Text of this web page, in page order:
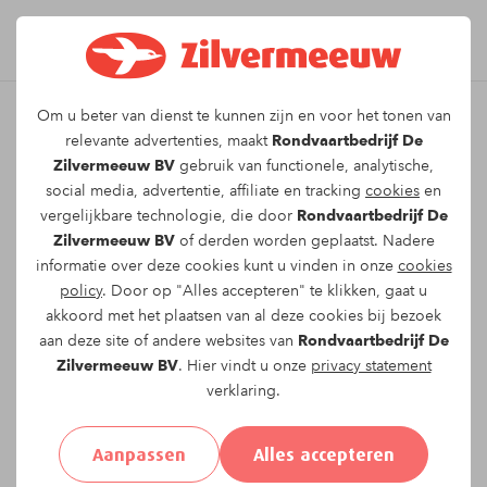
Om u beter van dienst te kunnen zijn en voor het tonen van
relevante advertenties, maakt Rondvaartbedrijf De
Zilvermeeuw BV gebruik van functionele, analytische,
social media, advertentie, affiliate en tracking cookies en
vergelijkbare technologie, die door Rondvaartbedrijf De
Zilvermeeuw BVof derden worden geplaatst. Nadere
informatie over deze cookies kunt u vinden in onze cookies
policy. Door op "Alles accepteren" te klikken, gaat u
akkoord met het plaatsen van al deze cookies bij bezoek
aan deze site of andere websites van Rondvaartbedrijf De
Zilvermeeuw BV. Hier vindt u onze privacy statement
verklaring.
Aanpassen Alles accepteren
Leuk dat u kiest voor dit
arrangement!
Om te reserveren voor de Twee uur durende
rondvaart
vaartocht op vrijdag 24-07-2026om
15:00vragen wij u onderstaand formulier in te
vullen.
Aanhef: Heer Mevrouw Anders